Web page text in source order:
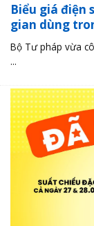
Biểu giá điện
gian dùng
Bộ Tư pháp vừa
...